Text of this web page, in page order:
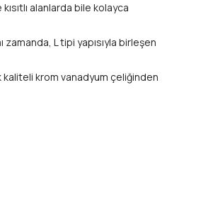
alanlarda bile kolayca
L tipi yapısıyla birleşen
kaliteli krom vanadyum çeliğinden